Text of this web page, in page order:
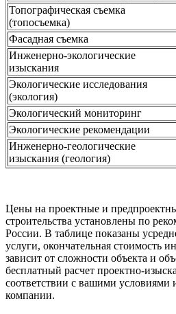
Топографическая съемка
(топосъемка)
Фасадная съемка
Инженерно-экологические
изыскания
Экологические исследования
(экология)
Экологический мониторинг
Экологические рекомендации
Инженерно-геологические
изыскания (геология)
Цены на проектные и
строительства установлены по
России. В таблице показаны
услуги, окончательная стоимость
зависит от сложности объекта и
бесплатный расчет проектно-
соответствии с вашими условиями
компании.